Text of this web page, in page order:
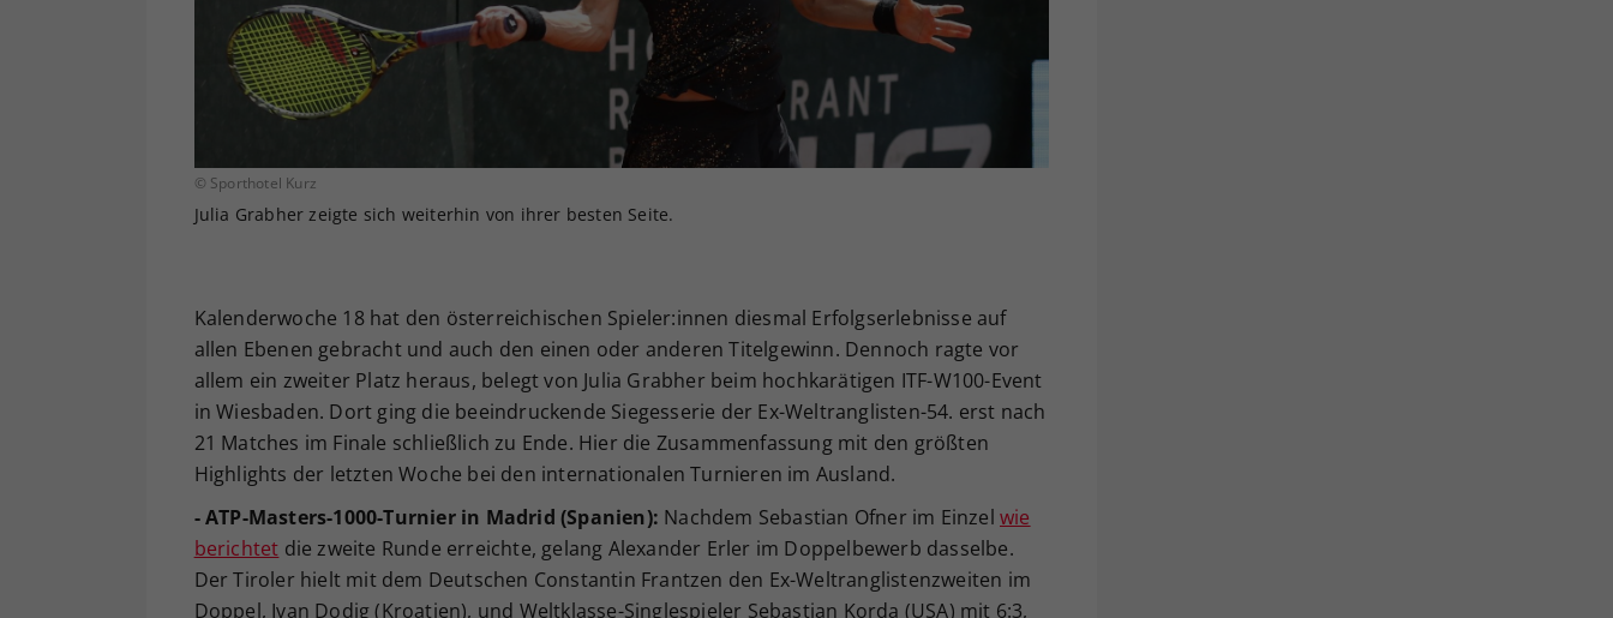
© Sporthotel Kurz
Julia Grabher zeigte sich weiterhin von ihrer besten Seite.
Kalenderwoche 18 hat den österreichischen Spieler:innen diesmal Erfolgserlebnisse auf
allen Ebenen gebracht und auch den einen oder anderen Titelgewinn. Dennoch ragte vor
allem ein zweiter Platz heraus, belegt von Julia Grabher beim hochkarätigen ITF-W100-Event
in Wiesbaden. Dort ging die beeindruckende Siegesserie der Ex-Weltranglisten-54. erst nach
21 Matches im Finale schließlich zu Ende. Hier die Zusammenfassung mit den größten
Highlights der letzten Woche bei den internationalen Turnieren im Ausland.
- ATP-Masters-1000-Turnier in Madrid (Spanien): Nachdem Sebastian Ofner im Einzel wie
berichtet die zweite Runde erreichte, gelang Alexander Erler im Doppelbewerb dasselbe.
Der Tiroler hielt mit dem Deutschen Constantin Frantzen den Ex-Weltranglistenzweiten im
Doppel, Ivan Dodig (Kroatien), und Weltklasse-Singlespieler Sebastian Korda (USA) mit 6:3,
Ihrer vorgenommen Einstellungen, falls der
Webseiten-Betreiber dies eingestellt hat.